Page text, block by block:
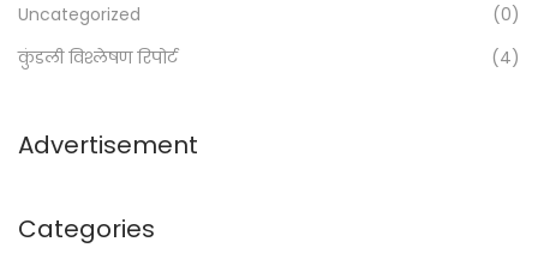
Uncategorized
(0)
कुंडली विश्लेषण रिपोर्ट
(4)
Advertisement
Categories